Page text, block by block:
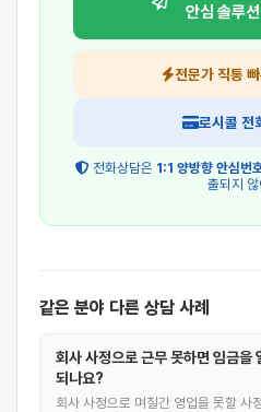
안심 솔루
전문가 직통
로시콜 전
전화상담은 1:1 양방향 안심번
출되지 않
같은 분야 다른 상담 사례
회사 사정으로 근무 못하면 임금을
되나요?
회사 사정으로 며칠간 영업을 못할 사